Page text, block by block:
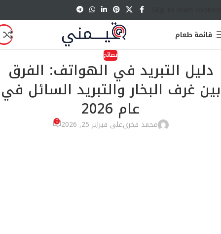
قائمة طعام
نصائح
دليل التبريد في الهواتف: الفرق
بين غرف البخار والتبريد السائل في
عام 2026
محمد فخريعلى فبراير 25, 2026 0